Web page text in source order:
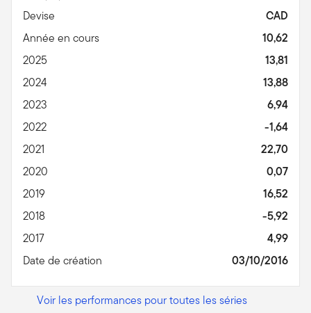
Devise
CAD
Année en cours
10,62
2025
13,81
2024
13,88
2023
6,94
2022
-1,64
2021
22,70
2020
0,07
2019
16,52
2018
-5,92
2017
4,99
Date de création
03/10/2016
Voir les performances pour toutes les séries